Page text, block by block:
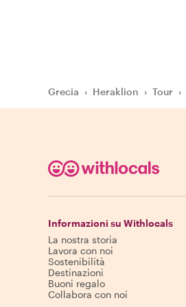
Grecia › Heraklion › Tour ›
Informazioni su Withlocals
La nostra storia
Lavora con noi
Sostenibilità
Destinazioni
Buoni regalo
Collabora con noi